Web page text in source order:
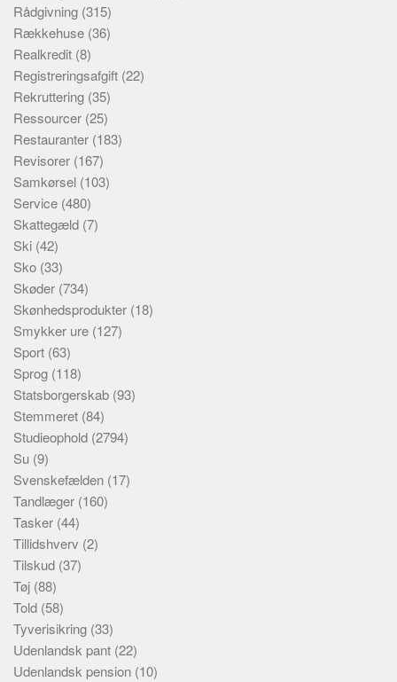
Rådgivning (315)
Rækkehuse (36)
Realkredit (8)
Registreringsafgift (22)
Rekruttering (35)
Ressourcer (25)
Restauranter (183)
Revisorer (167)
Samkørsel (103)
Service (480)
Skattegæld (7)
Ski (42)
Sko (33)
Skøder (734)
Skønhedsprodukter (18)
Smykker ure (127)
Sport (63)
Sprog (118)
Statsborgerskab (93)
Stemmeret (84)
Studieophold (2794)
Su (9)
Svenskefælden (17)
Tandlæger (160)
Tasker (44)
Tillidshverv (2)
Tilskud (37)
Tøj (88)
Told (58)
Tyverisikring (33)
Udenlandsk pant (22)
Udenlandsk pension (10)